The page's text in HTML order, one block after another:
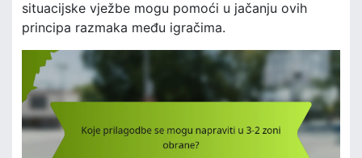
situacijske vježbe mogu pomoći u jačanju ovih
principa razmaka među igračima.